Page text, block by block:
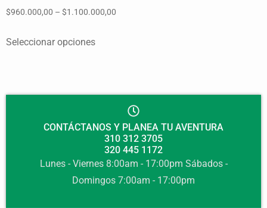
$960.000,00 – $1.100.000,00
Seleccionar opciones
CONTÁCTANOS Y PLANEA TU AVENTURA
310 312 3705
320 445 1172
Lunes - Viernes 8:00am - 17:00pm Sábados -
Domingos 7:00am - 17:00pm